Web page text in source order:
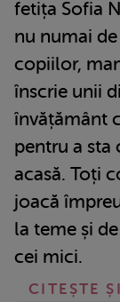
fetița Sofia
nu numai
copiilor,
înscrie unii
învățământ
pentru a sta
acasă. Toți
joacă
la teme și
cei mici.